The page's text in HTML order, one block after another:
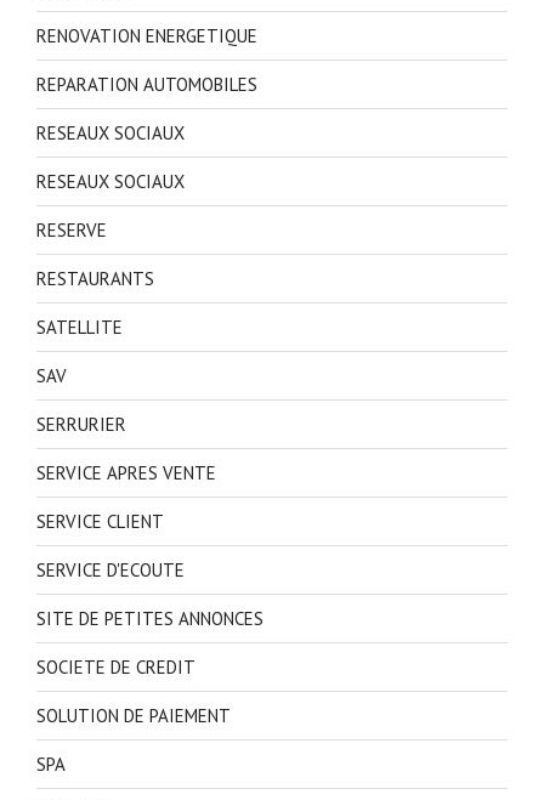
RENOVATION ENERGETIQUE
REPARATION AUTOMOBILES
RESEAUX SOCIAUX
RESEAUX SOCIAUX
RESERVE
RESTAURANTS
SATELLITE
SAV
SERRURIER
SERVICE APRES VENTE
SERVICE CLIENT
SERVICE D'ECOUTE
SITE DE PETITES ANNONCES
SOCIETE DE CREDIT
SOLUTION DE PAIEMENT
SPA